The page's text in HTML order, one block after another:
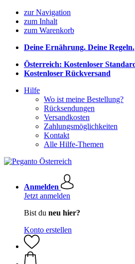
zur Navigation
zum Inhalt
zum Warenkorb
Deine Ernährung. Deine Regeln.
Österreich: Kostenloser
Kostenloser Rückversand
Hilfe
Wo ist meine Bestellung?
Rücksendungen
Versandkosten
Zahlungsmöglichkeiten
Kontakt
Alle Hilfe-Themen
Anmelden
Jetzt anmelden
Bist du neu hier?
Konto erstellen